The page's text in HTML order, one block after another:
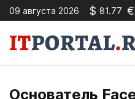
09 августа 2026 $ 81.77 €
Основатель